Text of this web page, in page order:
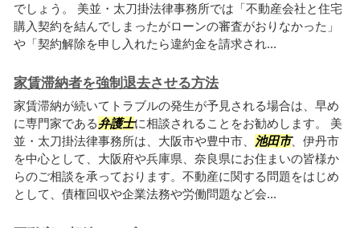
でしょう。 美並・太刀掛法律事務所では「不動産会社と住宅
購入契約を結んでしまったがローンの審査がおりなかった」
や「契約解除を申し入れたら違約金を請求され...
家賃滞納者を強制退去させる方法
家賃滞納が続いてトラブルの発生が予見される場合は、早め
に専門家である弁護士に相談されることをお勧めします。 美
並・太刀掛法律事務所は、大阪市や豊中市、
池田市、伊丹市
を中心として、大阪府や兵庫県、奈良県にお住まいの皆様か
らのご相談を承っております。不動産に関する問題をはじめ
として、債権回収や企業法務や労働問題など会...